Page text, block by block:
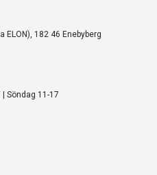
ELON), 182 46 Enebyberg
Söndag 11-17